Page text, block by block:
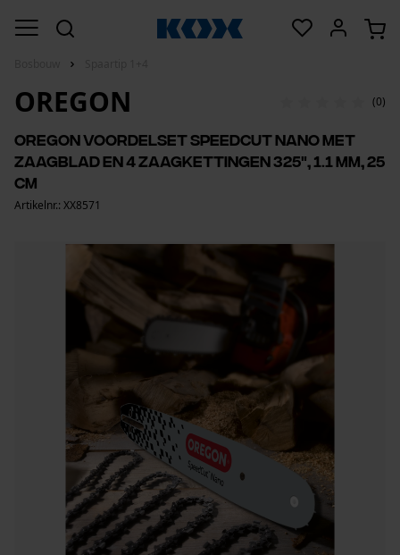
OREGON (0)
Oregon voordelset SpeedCut Nano met
zaagblad en 4 zaagkettingen 325", 1.1 mm, 25
cm
Artikelnr.: XX8571